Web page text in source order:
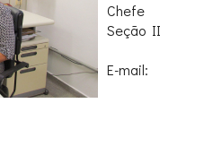
Chefe
Seção II
E-mail: